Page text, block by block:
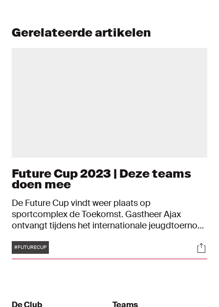
Gerelateerde artikelen
Future Cup 2023 | Deze teams
doen mee
De Future Cup vindt weer plaats op
sportcomplex de Toekomst. Gastheer Ajax
ontvangt tijdens het internationale jeugdtoernooi
De internationale talenten strijden van zaterdag 8
tot en met maandag 10 april, na drie jaar
Tags
#FUTURECUP
De Club Teams